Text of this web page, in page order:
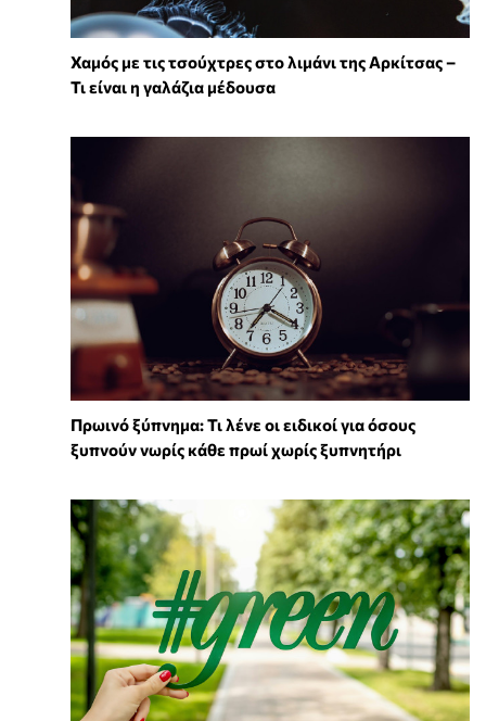
Χαμός με τις τσούχτρες στο λιμάνι της Αρκίτσας –
Τι είναι η γαλάζια μέδουσα
Πρωινό ξύπνημα: Τι λένε οι ειδικοί για όσους
ξυπνούν νωρίς κάθε πρωί χωρίς ξυπνητήρι